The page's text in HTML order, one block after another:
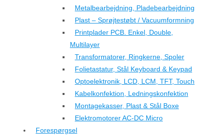
Metalbearbejdning, Pladebearbejdning
Plast – Sprøjtestøbt / Vacuumformning
Printplader PCB. Enkel, Double,
Multilayer
Transformatorer, Ringkerne, Spoler
Folietastatur, Stål Keyboard & Keypad
Optoelektronik, LCD, LCM, TFT, Touch
Kabelkonfektion, Ledningskonfektion
Montagekasser, Plast & Stål Boxe
Elektromotorer AC-DC Micro
Forespørgsel